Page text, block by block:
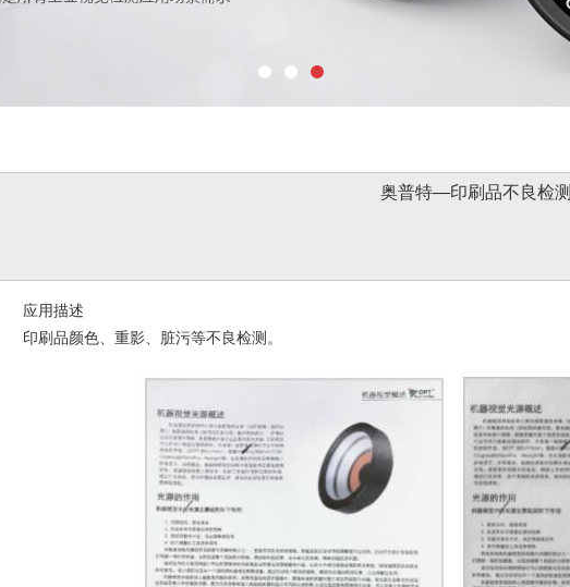
奥普特—印刷品不良检测
应用描述
印刷品颜色、重影、脏污等不良检测。